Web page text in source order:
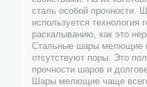
сталь особой прочности.
используется
раскалыванию, как это
Стальные шары мелющие
отсутствуют поры. Это
прочности шаров и
Шары мелющие чаще